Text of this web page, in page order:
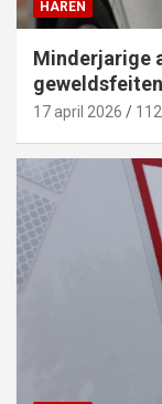
HAREN
Minderjarige
17 april 2026